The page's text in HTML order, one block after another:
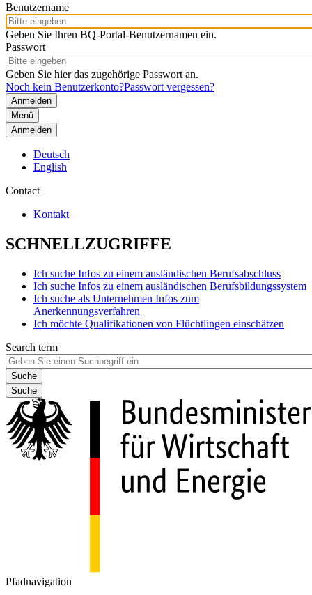
Benutzername
Geben Sie Ihren BQ-Portal-Benutzernamen ein.
Passwort
Geben Sie hier das zugehörige Passwort an.
Noch kein Benutzerkonto?Passwort vergessen?
Menü
Anmelden
Deutsch
English
Contact
Kontakt
SCHNELLZUGRIFFE
Ich suche Infos zu einem ausländischen Berufsabschluss
Ich suche Infos zu einem ausländischen Berufsbildungssystem
Ich suche als Unternehmen Infos zum
Anerkennungsverfahren
Ich möchte Qualifikationen von Flüchtlingen einschätzen
Search term
Suche
Pfadnavigation